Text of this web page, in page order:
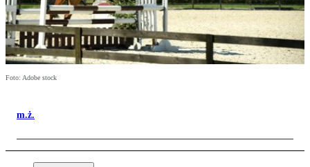
Foto: Adobe stock
m.ż.